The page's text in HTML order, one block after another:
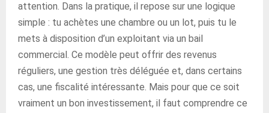
attention. Dans la pratique, il repose sur une logique
simple : tu achètes une chambre ou un lot, puis tu le
mets à disposition d’un exploitant via un bail
commercial. Ce modèle peut offrir des revenus
réguliers, une gestion très déléguée et, dans certains
cas, une fiscalité intéressante. Mais pour que ce soit
vraiment un bon investissement, il faut comprendre ce